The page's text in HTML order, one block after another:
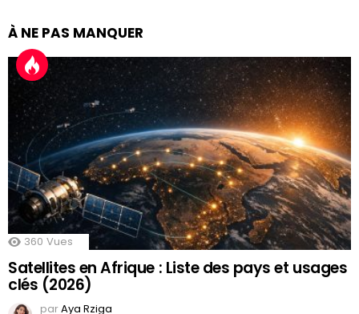
À NE PAS MANQUER
360 Vues
Satellites en Afrique : Liste des pays et usages
clés (2026)
parAya Rziga